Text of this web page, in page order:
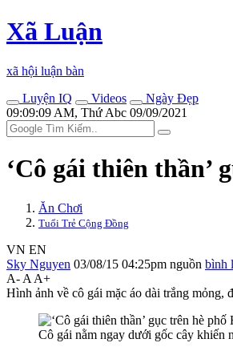
Xã Luận
xã hội luận bàn
Luyện IQ
Videos
Ngày Đẹp
09:09:09 AM, Thứ Abc 09/09/2021
‘Cô gái thiên thần’
Ăn Chơi
Tuổi Trẻ Cộng Đồng
VN EN
Sky Nguyen 03/08/15 04:25pm nguồn bình
A- A A+
Hình ảnh về cô gái mặc áo dài trắng mỏng,
Cô gái nằm ngay dưới gốc cây khiến